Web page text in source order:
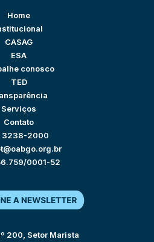
Home
CASAG
ESA
conosco
TED
Serviços
Contato
3238-2000
0001-52
200, Setor Marista